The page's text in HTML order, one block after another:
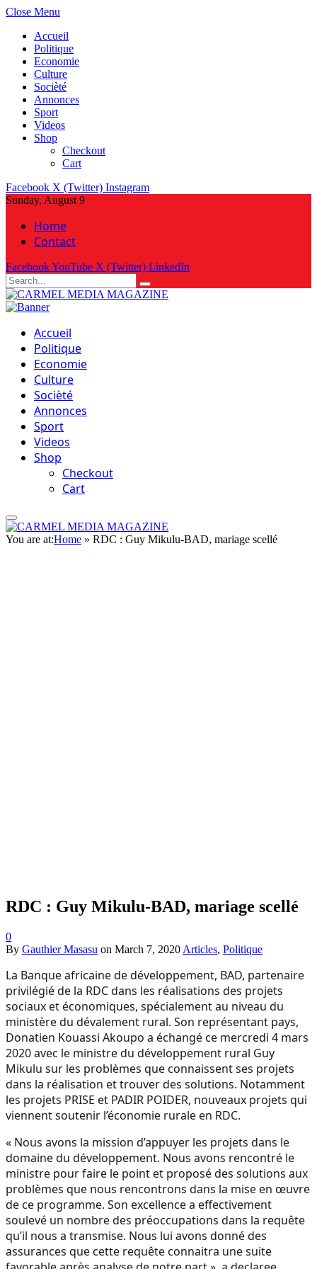
Close Menu
Accueil
Politique
Economie
Culture
Socièté
Annonces
Sport
Videos
Shop
Checkout
Cart
Facebook X (Twitter) Instagram
Sunday, August 9
Home
Contact
FacebookYouTube X (Twitter) LinkedIn
Accueil
Politique
Economie
Culture
Socièté
Annonces
Sport
Videos
Shop
Checkout
Cart
You are at:Home » RDC : Guy Mikulu-BAD, mariage scellé
RDC : Guy Mikulu-BAD, mariage scellé
0
By Gauthier Masasu on March 7, 2020 Articles, Politique
La Banque africaine de développement, BAD, partenaire
privilégié de la RDC dans les réalisations des projets
sociaux et économiques, spécialement au niveau du
ministère du dévalement rural. Son représentant pays,
Donatien Kouassi Akoupo a échangé ce mercredi 4 mars
2020 avec le ministre du développement rural Guy
Mikulu sur les problèmes que connaissent ses projets
dans la réalisation et trouver des solutions. Notamment
les projets PRISE et PADIR POIDER, nouveaux projets qui
viennent soutenir l’économie rurale en RDC.
« Nous avons la mission d’appuyer les projets dans le
domaine du développement. Nous avons rencontré le
ministre pour faire le point et proposé des solutions aux
problèmes que nous rencontrons dans la mise en œuvre
de ce programme. Son excellence a effectivement
soulevé un nombre des préoccupations dans la requête
qu’il nous a transmise. Nous lui avons donné des
assurances que cette requête connaitra une suite